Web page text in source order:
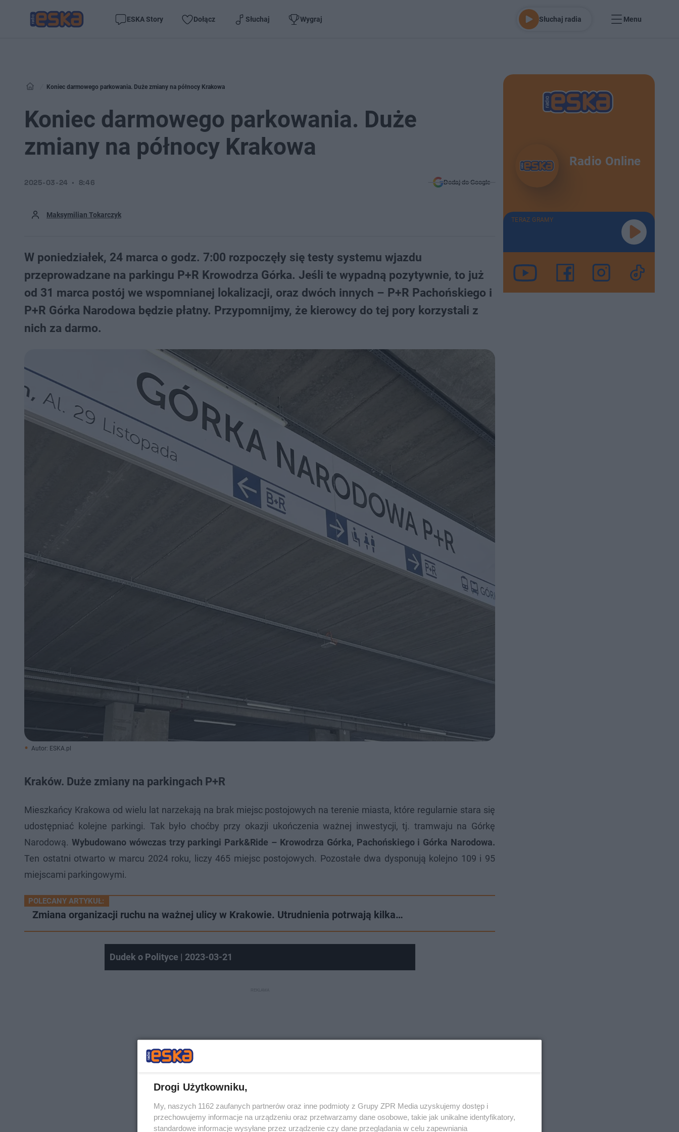
ESKA Story Dołącz Słuchaj Wygraj Słuchaj radia Menu
Koniec darmowego parkowania. Duże zmiany na północy Krakowa
Koniec darmowego parkowania. Duże
zmiany na północy Krakowa
Maksymilian Tokarczyk
2025-03-24 8:46 Dodaj do Google
W poniedziałek, 24 marca o godz. 7:00 rozpoczęły się testy systemu wjazdu
przeprowadzane na parkingu P+R Krowodrza Górka. Jeśli te wypadną pozytywnie, to już
od 31 marca postój we wspomnianej lokalizacji, oraz dwóch innych – P+R Pachońskiego i
P+R Górka Narodowa będzie płatny. Przypomnijmy, że kierowcy do tej pory korzystali z
nich za darmo.
Autor: ESKA.pl
Kraków. Duże zmiany na parkingach P+R
Mieszkańcy Krakowa od wielu lat narzekają na brak miejsc postojowych na terenie miasta, które regularnie stara się
udostępniać kolejne parkingi. Tak było choćby przy okazji ukończenia ważnej inwestycji, tj. tramwaju na Górkę
Narodową. Wybudowano wówczas trzy parkingi Park&Ride – Krowodrza Górka, Pachońskiego i Górka Narodowa.
Ten ostatni otwarto w marcu 2024 roku, liczy 465 miejsc postojowych. Pozostałe dwa dysponują kolejno 109 i 95
miejscami parkingowymi.
POLECANY ARTYKUŁ:
Zmiana organizacji ruchu na ważnej ulicy w Krakowie. Utrudnienia potrwają kilka…
Dudek o Polityce | 2023-03-21
Radio Online
TERAZ GRAMY
Drogi Użytkowniku,
My, naszych 1162 zaufanych partnerów oraz inne podmioty z Grupy ZPR Media uzyskujemy dostęp i
przechowujemy informacje na urządzeniu oraz przetwarzamy dane osobowe, takie jak unikalne identyfikatory,
standardowe informacje wysyłane przez urządzenie czy dane przeglądania w celu zapewniania